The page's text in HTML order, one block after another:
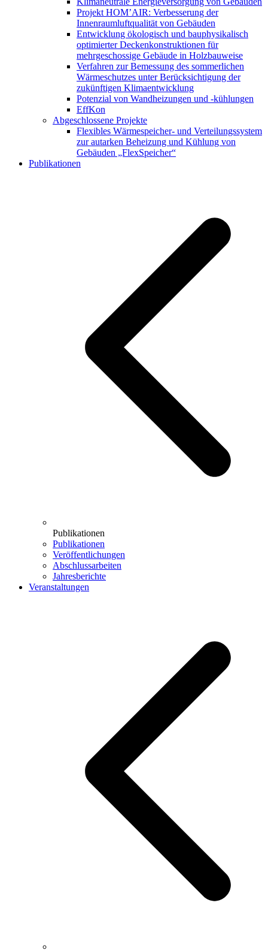
Projekt HOM’AIR: Verbesserung der
Innenraumluftqualität von Gebäuden
Entwicklung ökologisch und bauphysikalisch
optimierter Deckenkonstruktionen für
mehrgeschossige Gebäude in Holzbauweise
Verfahren zur Bemessung des sommerlichen
Wärmeschutzes unter Berücksichtigung der
zukünftigen Klimaentwicklung
Potenzial von Wandheizungen und -kühlungen
EffKon
Abgeschlossene Projekte
Flexibles Wärmespeicher- und Verteilungssystem
zur autarken Beheizung und Kühlung von
Gebäuden „FlexSpeicher“
Publikationen
Publikationen
Publikationen
Veröffentlichungen
Abschlussarbeiten
Jahresberichte
Veranstaltungen